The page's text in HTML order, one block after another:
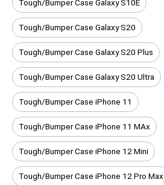
Tough/Bumper Case Galaxy S10E
Tough/Bumper Case Galaxy S20
Tough/Bumper Case Galaxy S20 Plus
Tough/Bumper Case Galaxy S20 Ultra
Tough/Bumper Case iPhone 11
Tough/Bumper Case iPhone 11 MAx
Tough/Bumper Case iPhone 12 Mini
Tough/Bumper Case iPhone 12 Pro Max